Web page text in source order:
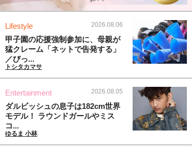
Lifestyle 2026.08.06
甲子園の応援強制参加に、母親が
猛クレーム「ネットで告発する」
／びっ...
トシタカマサ
Entertainment 2026.08.05
ダルビッシュの息子は182cm世界
モデル！ ラウンドガールやミス
コ...
ゆるま 小林